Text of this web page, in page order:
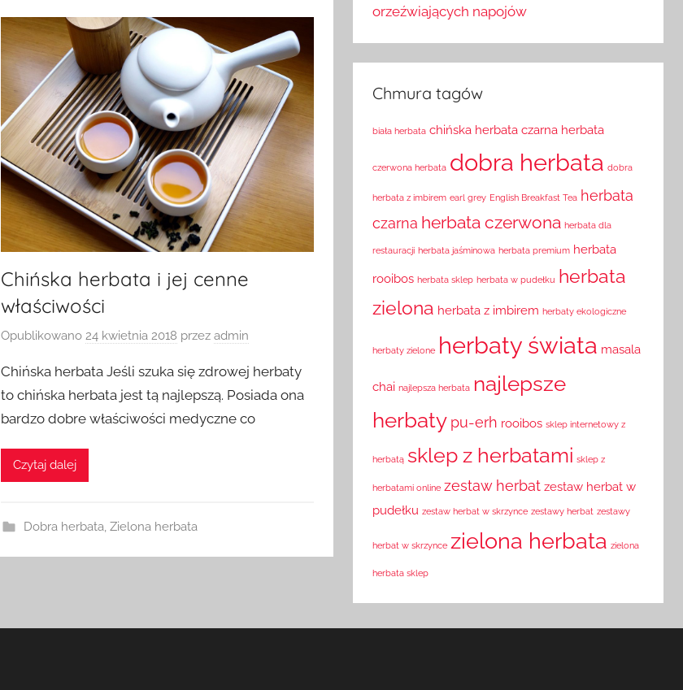
Chińska herbata i jej cenne
właściwości
Opublikowano24 kwietnia 2018 przezadmin
Chińska herbata Jeśli szuka się zdrowej herbaty
to chińska herbata jest tą najlepszą. Posiada ona
bardzo dobre właściwości medyczne co
Czytaj dalej
Dobra herbata, Zielona herbata
orzeźwiających napojów
Chmura tagów
biała herbata chińska herbata czarna herbata
czerwona herbata dobra herbata dobra
herbata z imbirem earl grey English Breakfast Tea herbata
czarna herbata czerwona herbata dla
restauracji herbata jaśminowa herbata premium herbata
rooibos herbata sklep herbata w pudełku
herbata
zielona herbata z imbirem herbaty ekologiczne
herbaty zielone herbaty świata masala
chai najlepsza herbata najlepsze
herbaty pu-erh rooibos sklep internetowy z
herbatą sklep z herbatami sklep z
herbatami online zestaw herbat zestaw herbat w
pudełku zestaw herbat w skrzynce zestawy herbat zestawy
herbat w skrzynce zielona herbata zielona
herbata sklep